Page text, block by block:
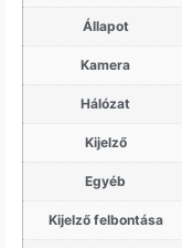
Állapot
Kamera
Hálózat
Kijelző
Egyéb
Kijelző felbontása